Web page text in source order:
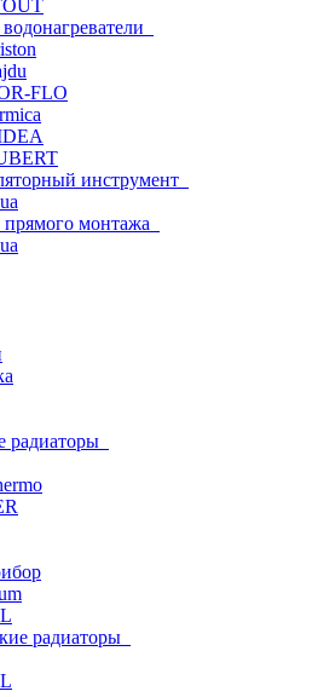
FLO
инструмент
прямого монтажа
радиаторы